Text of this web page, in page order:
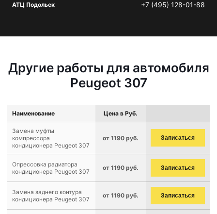
АТЦ Подольск +7 (495) 128-01-88
Другие работы для автомобиля
Peugeot 307
Наименование Цена в Руб.
Замена муфты
компрессора
кондиционера Peugeot 307
от 1190 руб. Записаться
Опрессовка радиатора
кондиционера Peugeot 307
от 1190 руб. Записаться
Замена заднего контура
кондиционера Peugeot 307
от 1190 руб. Записаться